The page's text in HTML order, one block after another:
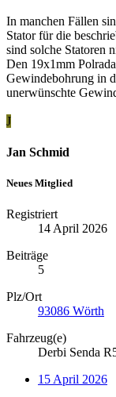
In manchen Fällen
Stator für die
sind solche Statoren
Den 19x1mm
Gewindebohrung in
unerwünschte
J
Jan Schmid
Neues Mitglied
Registriert
14 April 2026
Beiträge
5
Plz/Ort
93086 Wörth
Fahrzeug(e)
Derbi Senda
15 April 2026